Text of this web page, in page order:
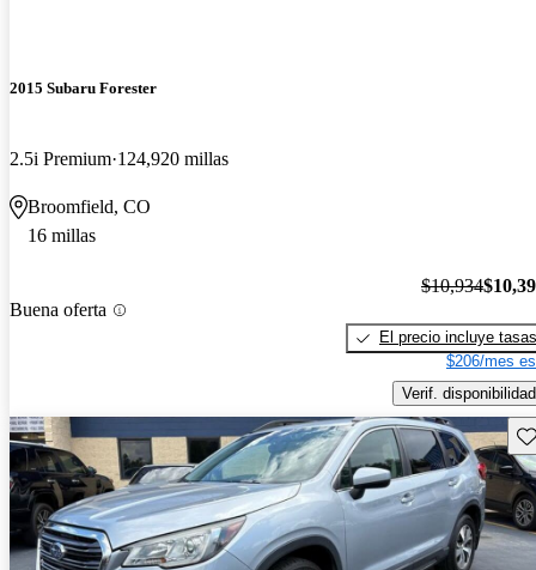
2015 Subaru Forester
2.5i Premium 124,920 millas
Broomfield, CO
16 millas
Buena oferta
$10,934
El precio incluye tasas
$206/mes
Verif. disponibilidad